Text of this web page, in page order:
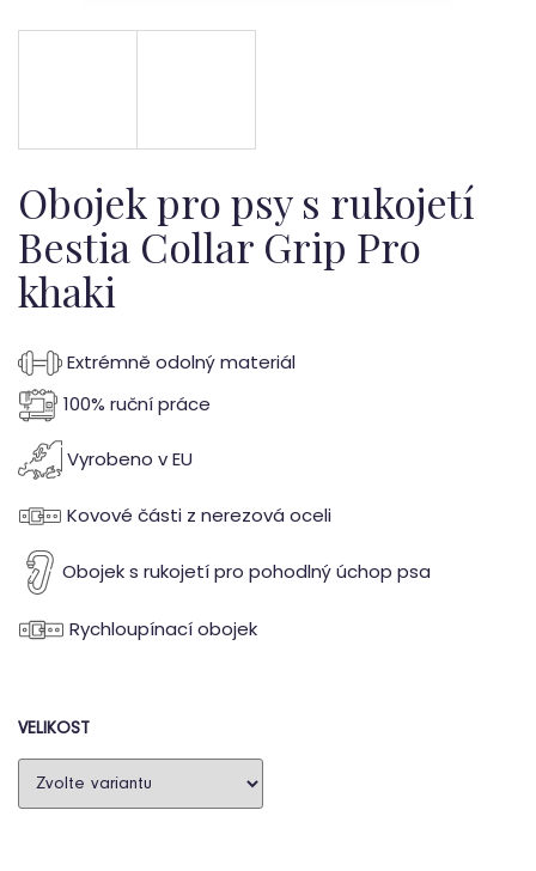
Obojek pro psy s rukojetí
Bestia Collar Grip Pro
khaki
Extrémně odolný materiál
100% ruční práce
Vyrobeno v EU
Kovové části z nerezová oceli
Obojek s rukojetí pro pohodlný úchop psa
Rychloupínací obojek
VELIKOST
b
e
t
e
n
a
j
í
t
?
D
o
p
o